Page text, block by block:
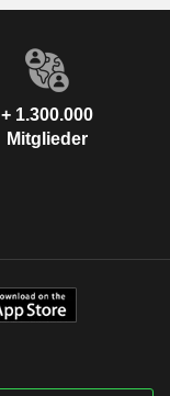
+ 1.300.000
Mitglieder